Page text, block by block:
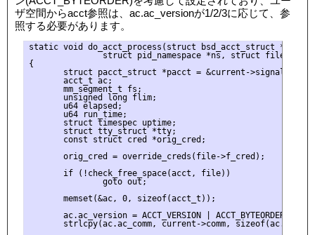
ザ空間からacct参照は、ac.ac_versionが1/2/3に応じて、参
照する必要があります。
static void do_acct_process(struct bsd_acct_struct *acct,
struct pid_namespace *ns, struct file
{
struct pacct_struct *pacct = &current->signal-
       acct_t ac;
       mm_segment_t fs;
       unsigned long flim;
       u64 elapsed;
       u64 run_time;
       struct timespec uptime;
       struct tty_struct *tty;
       const struct cred *orig_cred;
       orig_cred = override_creds(file->f_cred);
       if (!check_free_space(acct, file))
               goto out;
       memset(&ac, 0, sizeof(acct_t));
       ac.ac_version = ACCT_VERSION | ACCT_BYTEORDER;
strlcpy(ac.ac_comm, current->comm,